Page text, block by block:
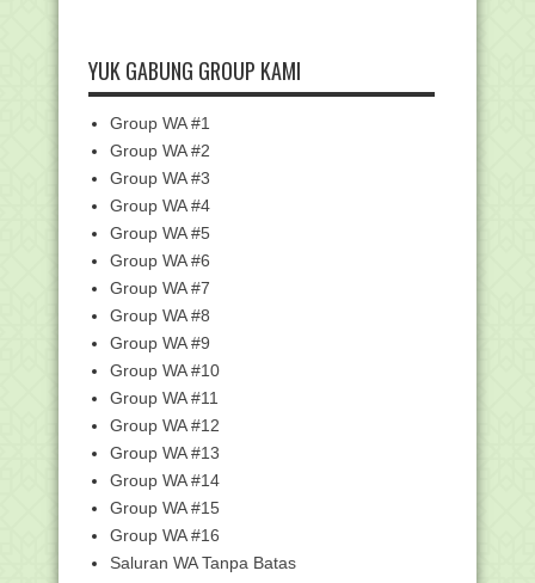
►April(39)
►Maret(62)
▼Februari(76)
Di Hadapan Nahdhiyyin, Presiden Ajak
Indonesia Bel...
Penawaran Beasiswa Dari Kuwait
National Comission ...
Apapun Sekolahnya, yang Penting
Orang Tuanya
Kemenag Sebut Agama Yahudi di
Indonesia Dilindungi...
Kemenag Terbitkan Fikih Ibadah Braille
untuk Disab...
Dua Siswa MAN Kapuas Juara Panahan
Nasional
NIK e-KTP TKA China Masuk DPT, KPU
Cianjur Akui Sa...
CPNS Kemenag dalam Proses
Konsinyasi Usul NIP
Jaga Pandanganmu Diluar Agar Istrimu
Terlihat Cantik
YUK GABUNG GROUP KAMI
Group WA #1
Group WA #2
Group WA #3
Group WA #4
Group WA #5
Group WA #6
Group WA #7
Group WA #8
Group WA #9
Group WA #10
Group WA #11
Group WA #12
Group WA #13
Group WA #14
Group WA #15
Group WA #16
Saluran WA Tanpa Batas